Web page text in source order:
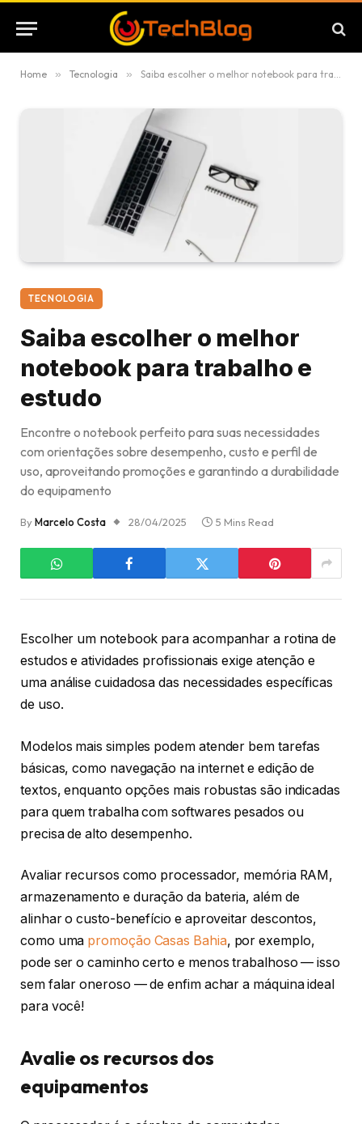
Home » Tecnologia » Saiba escolher o melhor notebook para trabalho e estudo
TECNOLOGIA
Saiba escolher o melhor
notebook para trabalho e
estudo
Encontre o notebook perfeito para suas necessidades
com orientações sobre desempenho, custo e perfil de
uso, aproveitando promoções e garantindo a durabilidade
do equipamento
ByMarcelo Costa 28/04/2025 5 Mins Read
Escolher um notebook para acompanhar a rotina de
estudos e atividades profissionais exige atenção e
uma análise cuidadosa das necessidades específicas
de uso.
Modelos mais simples podem atender bem tarefas
básicas, como navegação na internet e edição de
textos, enquanto opções mais robustas são indicadas
para quem trabalha com softwares pesados ou
precisa de alto desempenho.
Avaliar recursos como processador, memória RAM,
armazenamento e duração da bateria, além de
alinhar o custo-benefício e aproveitar descontos,
como uma promoção Casas Bahia, por exemplo,
pode ser o caminho certo e menos trabalhoso — isso
sem falar oneroso — de enfim achar a máquina ideal
para você!
Avalie os recursos dos
equipamentos